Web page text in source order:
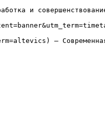
и
— Современная